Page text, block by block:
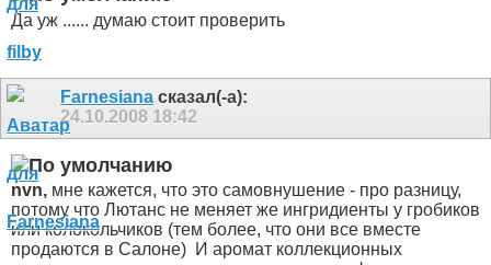
Да уж ...... думаю стоит проверить
Farnesiana сказал(-а):
24.10.2008 18:42
nvn, мне кажется, что это самовнушение - про разницу,
потому что Лютанс не меняет же ингридиенты у гробиков
или колокольчиков (тем более, что они все вместе
продаются в Салоне) И аромат коллекционных